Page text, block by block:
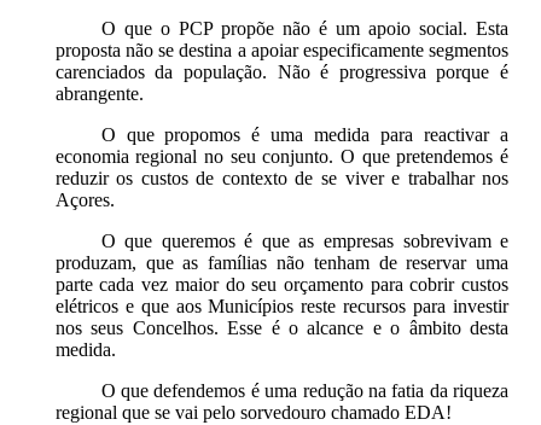
O que o PCP propõe não é um apoio social. Esta
proposta não se destina a apoiar especificamente segmentos
carenciados da população. Não é progressiva porque é
abrangente.
O que propomos é uma medida para reactivar a
economia regional no seu conjunto. O que pretendemos é
reduzir os custos de contexto de se viver e trabalhar nos
Açores.
O que queremos é que as empresas sobrevivam e
produzam, que as famílias não tenham de reservar uma
parte cada vez maior do seu orçamento para cobrir custos
elétricos e que aos Municípios reste recursos para investir
nos seus Concelhos. Esse é o alcance e o âmbito desta
medida.
O que defendemos é uma redução na fatia da riqueza
regional que se vai pelo sorvedouro chamado EDA!